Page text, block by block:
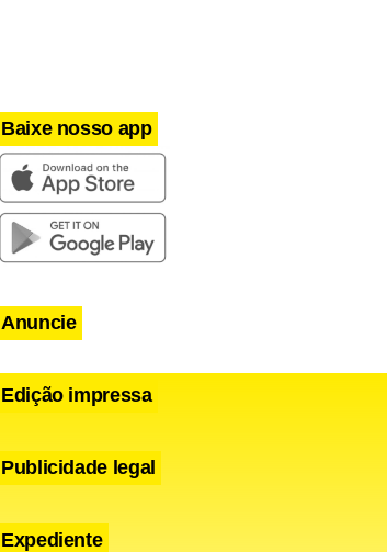
Baixe nosso app
Anuncie
Edição impressa
Publicidade legal
Expediente